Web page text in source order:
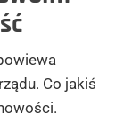
Co jakiś